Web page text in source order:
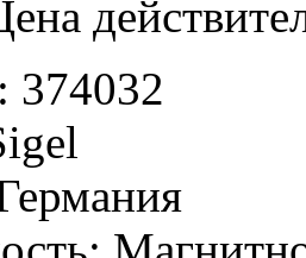
374032